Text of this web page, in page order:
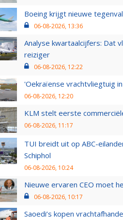
Boeing krijgt nieuwe
06-08-2026, 13:36
Analyse kwartaalcijfers: Dat
reiziger
06-08-2026, 12:22
'Oekraïense vrachtvliegtuig
06-08-2026, 12:20
KLM stelt eerste
06-08-2026, 11:17
TUI breidt uit op ABC-
Schiphol
06-08-2026, 10:24
Nieuwe ervaren CEO moet
06-08-2026, 10:17
Saoedi’s kopen